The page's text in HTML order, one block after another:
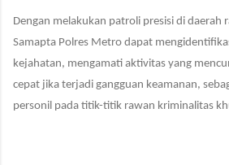
Dengan melakukan patroli presisi di daerah
Samapta Polres Metro dapat
kejahatan, mengamati aktivitas yang
cepat jika terjadi gangguan keamanan,
personil pada titik-titik rawan kriminalitas